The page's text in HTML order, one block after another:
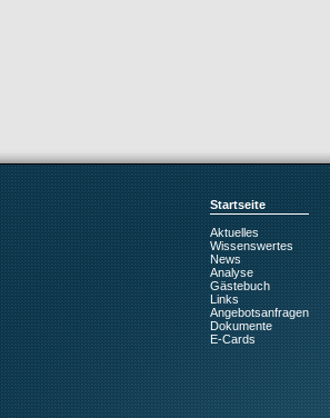
Startseite
Aktuelles
Wissenswertes
News
Analyse
Gästebuch
Links
Angebotsanfragen
Dokumente
E-Cards